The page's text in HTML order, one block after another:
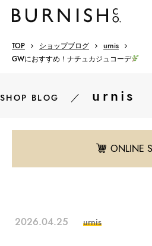
TOP ショップブログ
urnis
GWにおすすめ！ナチュカジュコーデ
SHOP BLOG ／ urnis
ONLINE
2026.04.25 urnis